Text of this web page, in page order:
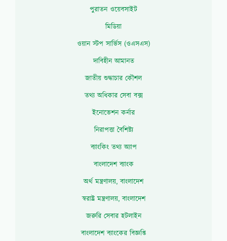
পুরাতন ওয়েবসাইট
মিডিয়া
ওয়ান স্টপ সার্ভিস (ওএসএস)
দাবিহীন আমানত
জাতীয় শুদ্ধাচার কৌশল
তথ্য অধিকার সেবা বক্স
ইনোভেশন কর্নার
নিরাপত্তা বৈশিষ্ট্য
ব্যাংকিং তথ্য অ্যাপ
বাংলাদেশ ব্যাংক
অর্থ মন্ত্রণালয়, বাংলাদেশ
স্বরাষ্ট্র মন্ত্রণালয়, বাংলাদেশ
জরুরি সেবার হটলাইন
বাংলাদেশ ব্যাংকের বিজ্ঞপ্তি